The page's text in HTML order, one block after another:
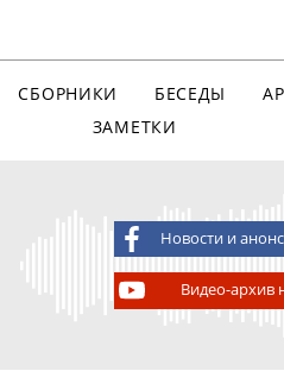
СБОРНИКИ БЕСЕДЫ
ЗАМЕТКИ
Новости и
Видео-архив